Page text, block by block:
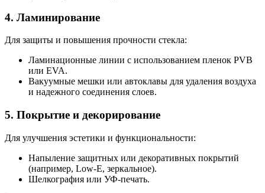
4. Ламинирование
Для защиты и повышения прочности стекла:
Ламинационные линии с использованием пленок PVB
или EVA.
Вакуумные мешки или автоклавы для удаления воздуха
и надежного соединения слоев.
5. Покрытие и декорирование
Для улучшения эстетики и функциональности:
Напыление защитных или декоративных покрытий
(например, Low-E, зеркальное).
Шелкография или УФ-печать.